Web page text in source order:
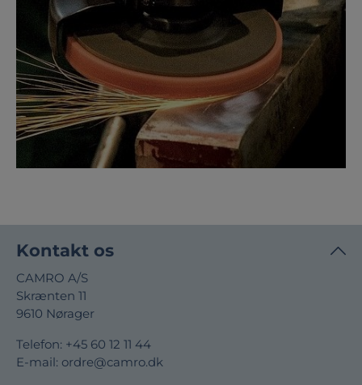
Kontakt os
CAMRO A/S
Skrænten 11
9610 Nørager
Telefon: +45 60 12 11 44
E-mail: ordre@camro.dk